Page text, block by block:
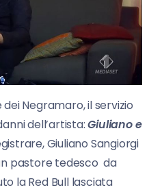
Negramaro, il servizio
dell’artista:Giuliano e
Giuliano Sangiorgi
pastore tedesco da
la Red Bull lasciata